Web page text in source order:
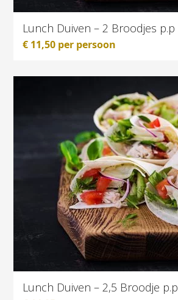
Lunch Duiven – 2 Broodjes p.p
€ 11,50 per persoon
Lunch Duiven – 2,5 Broodje p.p